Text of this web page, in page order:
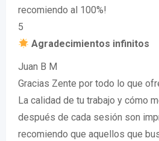
recomiendo al 100%!
5
Agradecimientos infinitos
Juan B M
Gracias Zente por todo lo que
La calidad de tu trabajo y cómo
después de cada sesión son
recomiendo que aquellos que